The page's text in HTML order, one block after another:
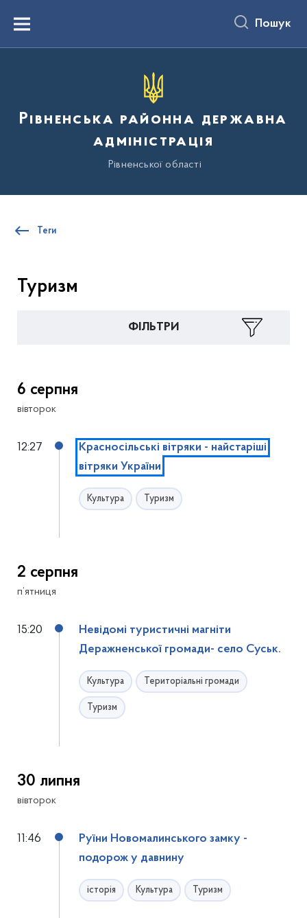
вмістуMenu Пошук
Рівненська районна державна
адміністрація
Рівненської області
Теги
Туризм
ФІЛЬТРИ
6 серпня
вівторок
12:27
Красносільські вітряки - найстаріші
вітряки України
Культура Туризм
2 серпня
п’ятниця
15:20
Невідомі туристичні магніти
Деражненської громади- село Суськ.
Культура Територіальні громади
Туризм
30 липня
вівторок
11:46
Руїни Новомалинського замку -
подорож у давнину
історія Культура Туризм